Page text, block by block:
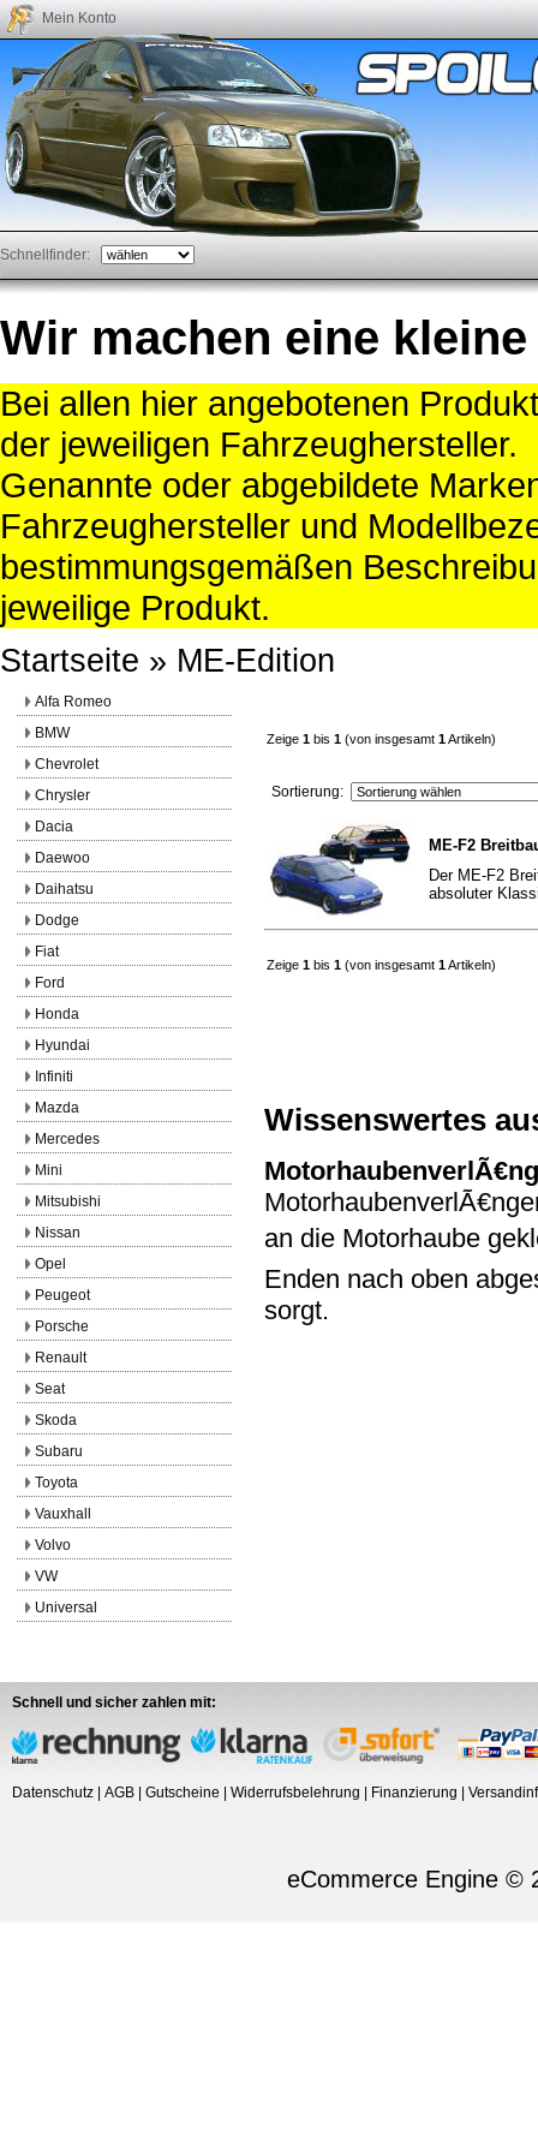
Mein Konto
Schnellfinder:
Wir machen eine kleine
Bei allen hier angebotenen
der jeweiligen Fahrzeughersteller.
Genannte oder abgebildete
Fahrzeughersteller und
bestimmungsgemäßen
jeweilige Produkt.
Startseite » ME-Edition
Zeige 1 bis 1 (von insgesamt 1Artikeln)
Sortierung:
ME-F2
Der ME-F2
absoluter
Zeige 1 bis 1 (von insgesamt 1Artikeln)
Wissenswertes
an die Motorhaube
Enden nach oben
sorgt.
Alfa Romeo
BMW
Chevrolet
Chrysler
Dacia
Daewoo
Daihatsu
Dodge
Fiat
Ford
Honda
Hyundai
Infiniti
Mazda
Mercedes
Mini
Mitsubishi
Nissan
Opel
Peugeot
Porsche
Renault
Seat
Skoda
Subaru
Toyota
Vauxhall
Volvo
VW
Universal
Schnell und sicher zahlen mit:
Datenschutz | AGB | Gutscheine | Widerrufsbelehrung | Finanzierung |
eCommerce Engine ©